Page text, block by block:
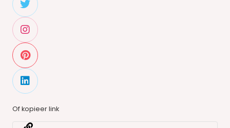
Of kopieer link